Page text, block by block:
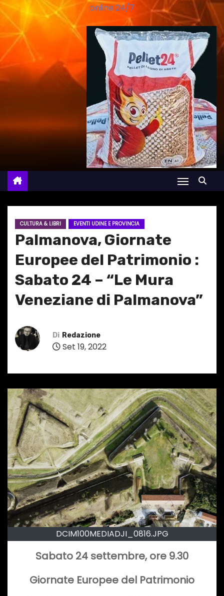
online 24/7
CULTURA & LIBRI EVENTI UDINE E PROVINCIA
Palmanova, Giornate
Europee del Patrimonio :
Sabato 24 – “Le Mura
Veneziane di Palmanova”
Di Redazione
Set 19, 2022
DCIM100MEDIADJI_0816.JPG
Sabato 24 settembre, ore 9.30
Giornate Europee del Patrimonio